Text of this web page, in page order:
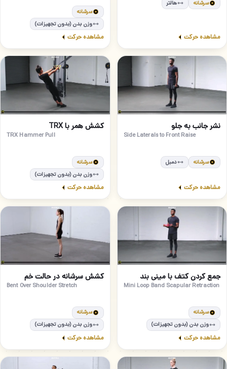
سرشانه هالتر
مشاهده حرکت
سرشانه
وزن بدن (بدون تجهیزات)
مشاهده حرکت
35
نشر جانب به جلو
Side Laterals to Front Raise
سرشانه دمبل
مشاهده حرکت
36
کشش همر با TRX
TRX Hammer Pull
سرشانه
وزن بدن (بدون تجهیزات)
مشاهده حرکت
جمع کردن کتف با مینی بند
Mini Loop Band Scapular Retraction
سرشانه
وزن بدن (بدون تجهیزات)
مشاهده حرکت
38
کشش سرشانه در حالت خم
Bent Over Shoulder Stretch
سرشانه
وزن بدن (بدون تجهیزات)
مشاهده حرکت